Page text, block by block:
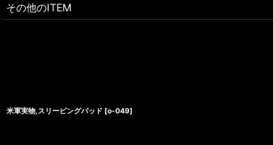
その他のITEM
米軍実物,スリーピングパッド [o-049]